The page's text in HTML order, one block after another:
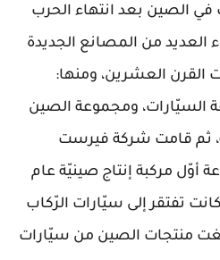
الصين بعد انتهاء الحرب
العديد من المصانع الجديدة
القرن العشرين، ومنها:
ومجموعة الصين
ثم قامت شركة فيرست
أوّل مركبة إنتاج صينيّة عام
كانت تفتقر إلى سيّارات الرّكاب
منتجات الصين من سيّارات